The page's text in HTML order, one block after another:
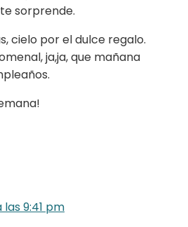
sorprende.
cielo por el dulce regalo.
ja,ja, que mañana
las 9:41 pm